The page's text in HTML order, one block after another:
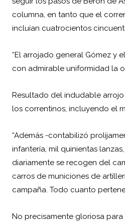
columna, en tanto que el
incluían cuatrocientos
“El arrojado general Gómez y
con admirable uniformidad la
Resultado del indudable
los correntinos, incluyendo el
“Además -contabilizó
infantería, mil quinientas
diariamente se recogen del
carros de municiones de
campaña. Todo cuanto
No precisamente gloriosa